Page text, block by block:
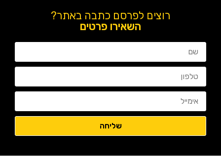
רוצים לפרסם כתבה באתר?
השאירו פרטים